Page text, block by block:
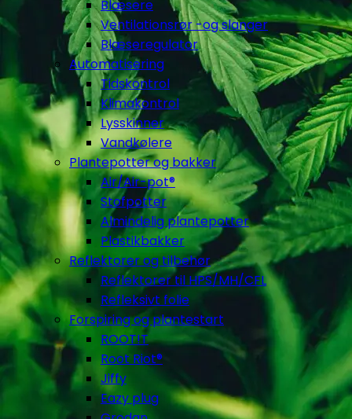
Blæsere
Ventilationsrør -og slanger
Blæseregulator
Automatisering
Tidskontrol
Klimakontrol
Lysskinner
Vandkølere
Plantepotter og bakker
Air/Air-pot®
Stofpotter
Almindelig plantepotter
Plastikbakker
Reflektorer og tilbehør
Reflektorer til HPS/MH/CFL
Refleksivt folie
Forspiring og plantestart
ROOT!T
Root Riot®
Jiffy
Eazy plug